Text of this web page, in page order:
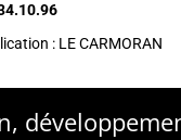
: LE CARMORAN